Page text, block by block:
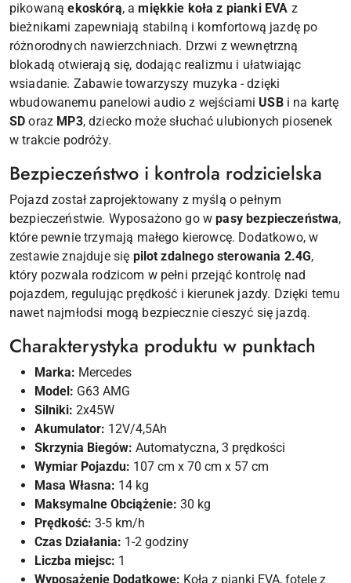
pikowanąekoskórą, amiękkie koła z pianki EVA z
bieżnikami zapewniają stabilną i komfortową jazdę po
różnorodnych nawierzchniach. Drzwi z wewnętrzną
blokadą otwierają się, dodając realizmu i ułatwiając
wsiadanie. Zabawie towarzyszy muzyka - dzięki
wbudowanemu panelowi audio z wejściami USBi na kartę
SD oraz MP3, dziecko może słuchać ulubionych piosenek
w trakcie podróży.
Bezpieczeństwo i kontrola rodzicielska
Pojazd został zaprojektowany z myślą o pełnym
bezpieczeństwie. Wyposażono go wpasy bezpieczeństwa,
które pewnie trzymają małego kierowcę. Dodatkowo, w
zestawie znajduje się pilot zdalnego sterowania 2.4G,
który pozwala rodzicom w pełni przejąć kontrolę nad
pojazdem, regulując prędkość i kierunek jazdy. Dzięki temu
nawet najmłodsi mogą bezpiecznie cieszyć się jazdą.
Charakterystyka produktu w punktach
Marka: Mercedes
Model: G63 AMG
Silniki: 2x45W
Akumulator: 12V/4,5Ah
Skrzynia Biegów: Automatyczna, 3 prędkości
Wymiar Pojazdu: 107 cm x 70 cm x 57 cm
Masa Własna: 14 kg
Maksymalne Obciążenie: 30 kg
Prędkość: 3-5 km/h
Czas Działania: 1-2 godziny
Liczba miejsc: 1
Wyposażenie Dodatkowe: Koła z pianki EVA, fotele z